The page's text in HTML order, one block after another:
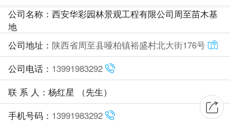
公司名称：西安华彩园林景观工程有限公司周至苗木基
地
公司地址： 陕西省周至县哑柏镇裕盛村北大街176号
公司电话： 13991983292
联 系 人：杨红星 （先生）
手机号码： 13991983292